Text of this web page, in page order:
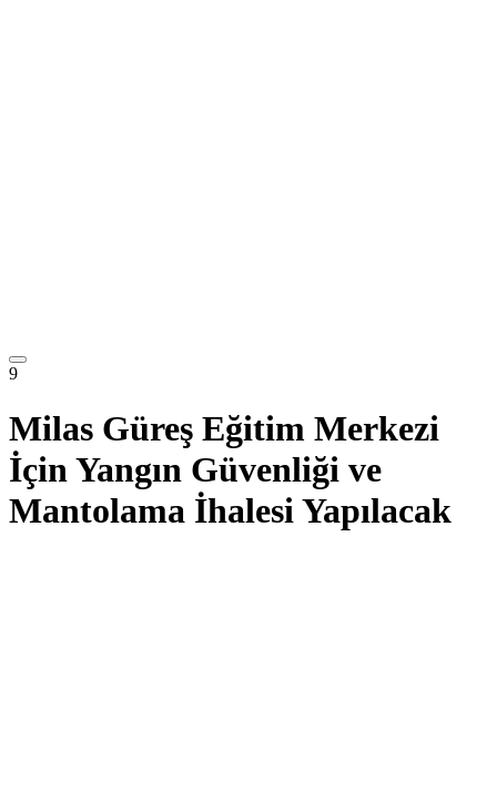
9
Milas Güreş Eğitim Merkezi
İçin Yangın Güvenliği ve
Mantolama İhalesi Yapılacak